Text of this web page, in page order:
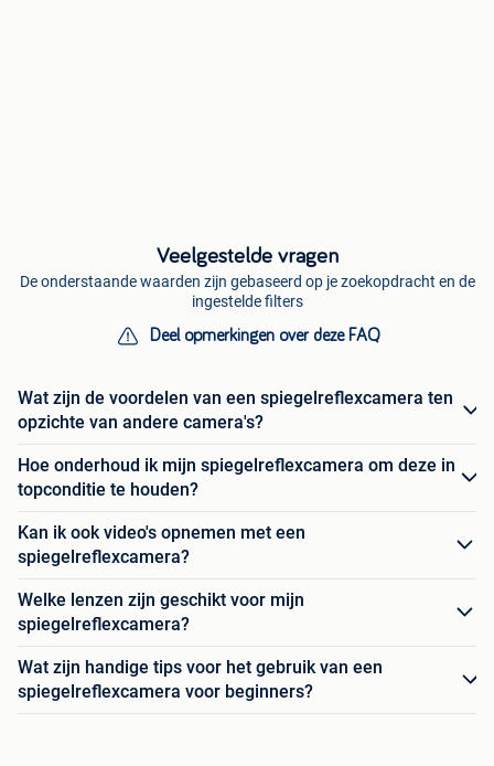
Veelgestelde vragen
De onderstaande waarden zijn gebaseerd op je zoekopdracht en de
ingestelde filters
Deel opmerkingen over deze FAQ
Wat zijn de voordelen van een spiegelreflexcamera ten
opzichte van andere camera's?
Hoe onderhoud ik mijn spiegelreflexcamera om deze in
topconditie te houden?
Kan ik ook video's opnemen met een
spiegelreflexcamera?
Welke lenzen zijn geschikt voor mijn
spiegelreflexcamera?
Wat zijn handige tips voor het gebruik van een
spiegelreflexcamera voor beginners?